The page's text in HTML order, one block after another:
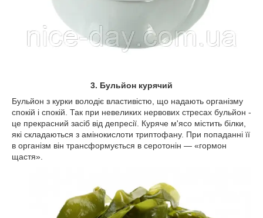
3. Бульйон курячий
Бульйон з курки володіє властивістю, що надають організму
спокій і спокій. Так при невеликих нервових стресах бульйон -
це прекрасний засіб від депресії. Куряче м'ясо містить білки,
які складаються з амінокислоти триптофану. При попаданні її
в організм він трансформується в серотонін — «гормон
щастя».